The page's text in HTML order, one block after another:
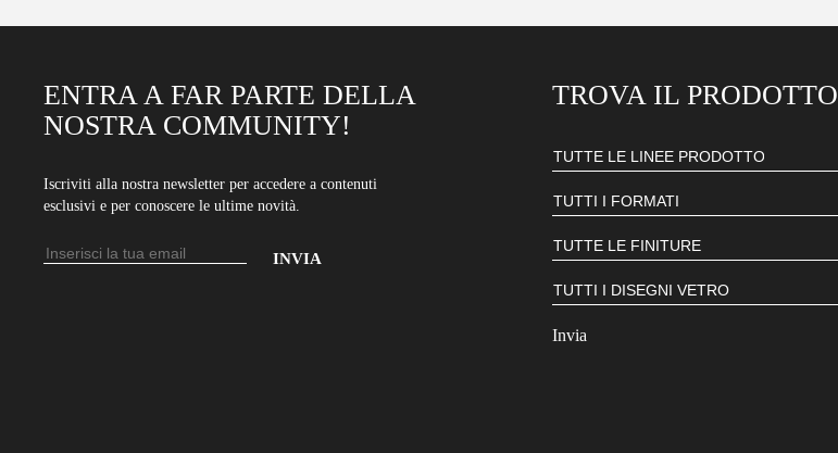
ENTRA A FAR PARTE DELLA
NOSTRA COMMUNITY!
Iscriviti alla nostra newsletter per accedere a contenuti
esclusivi e per conoscere le ultime novità.
Indirizzo
TROVA IL PRODOTTO